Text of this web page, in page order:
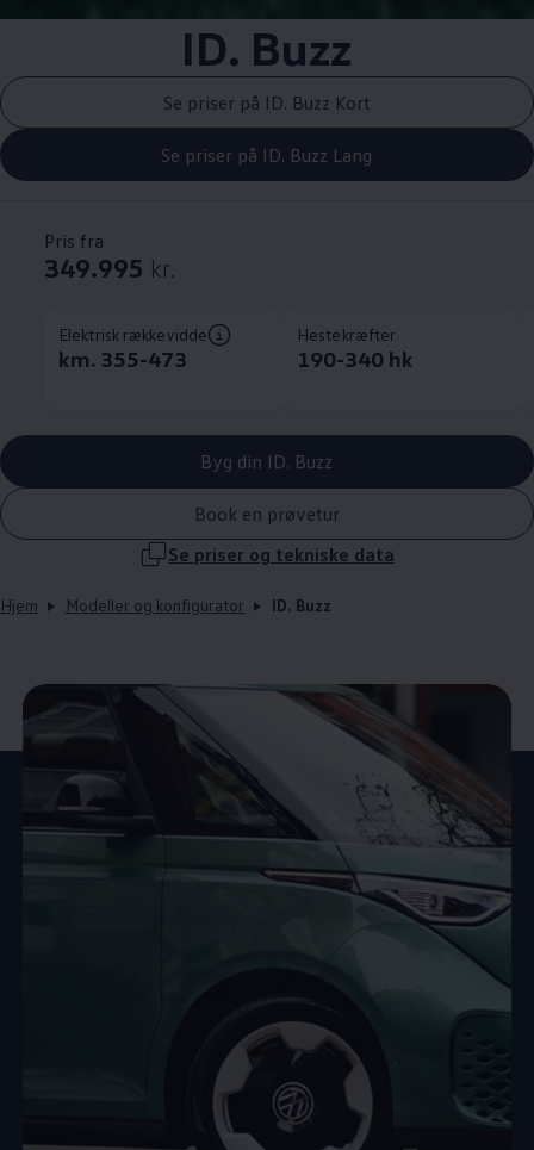
ID. Buzz
Se priser på ID. Buzz Kort
Se priser på ID. Buzz Lang
Pris fra
349.995 kr.
Elektrisk rækkevidde
km. 355-473
Hestekræfter
190-340 hk
Byg din ID. Buzz
Book en prøvetur
Se priser og tekniske data
Hjem Modeller og konfigurator ID. Buzz